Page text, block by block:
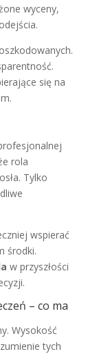
wyceny,
się na
rola
Tylko
wspierać
środki.
w przyszłości
– co ma
Wysokość
tych